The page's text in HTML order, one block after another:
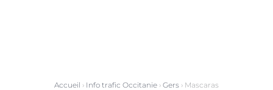
Accueil › Info trafic Occitanie › Gers › Mascaras